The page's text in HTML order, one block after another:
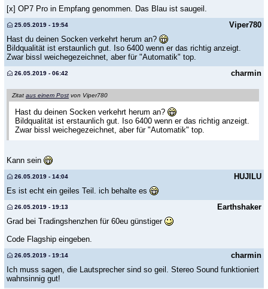
[x] OP7 Pro in Empfang genommen. Das Blau ist saugeil.
Viper780
25.05.2019 - 19:54
Hast du deinen Socken verkehrt herum an?
Bildqualität ist erstaunlich gut. Iso 6400 wenn er das richtig anzeigt.
Zwar bissl weichegezeichnet, aber für "Automatik" top.
charmin
26.05.2019 - 06:42
Zitat aus einem Post von Viper780
Hast du deinen Socken verkehrt herum an?
Bildqualität ist erstaunlich gut. Iso 6400 wenn er das richtig anzeigt.
Zwar bissl weichegezeichnet, aber für "Automatik" top.
Kann sein
HUJILU
26.05.2019 - 14:04
Es ist echt ein geiles Teil. ich behalte es
Earthshaker
26.05.2019 - 19:13
Grad bei Tradingshenzhen für 60eu günstiger
Code Flagship eingeben.
charmin
26.05.2019 - 19:14
Ich muss sagen, die Lautsprecher sind so geil. Stereo Sound funktioniert
wahnsinnig gut!